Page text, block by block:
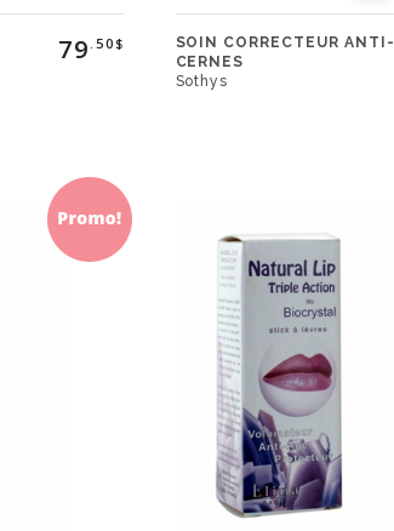
79.50$
SOIN CORRECTEUR ANTI-
CERNES
Sothys